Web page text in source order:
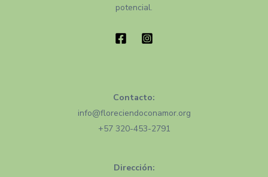
potencial.
Contacto:
info@floreciendoconamor.org
+57 320-453-2791
Dirección: